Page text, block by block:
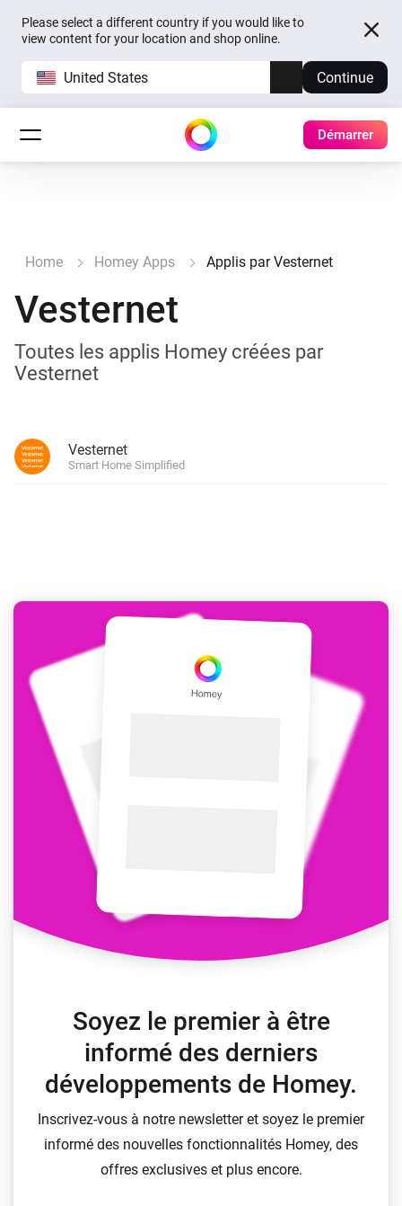
Please select a different country if you would like to
view content for your location and shop online.
United States Continue
Démarrer
Home Homey Apps Applis par Vesternet
Vesternet
Toutes les applis Homey créées par
Vesternet
Vesternet
Smart Home Simplified
Soyez le premier à être
informé des derniers
développements de Homey.
Inscrivez-vous à notre newsletter et soyez le premier
informé des nouvelles fonctionnalités Homey, des
offres exclusives et plus encore.